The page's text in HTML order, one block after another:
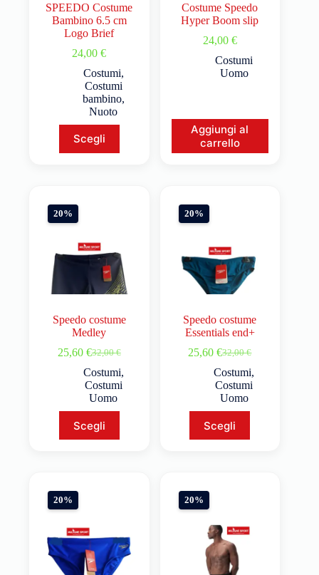
SPEEDO Costume
Bambino 6.5 cm
Logo Brief
24,00€
Costumi,
Costumi
bambino,
Nuoto
Scegli
Costume Speedo
Hyper Boom slip
24,00 €
Costumi
Uomo
Aggiungi al
carrello
20%
Speedo costume
Medley
32,00€
25,60 €
Costumi,
Costumi
Uomo
Scegli
20%
Speedo costume
Essentials end+
32,00€
25,60€
Costumi,
Costumi
Uomo
Scegli
20% 20%